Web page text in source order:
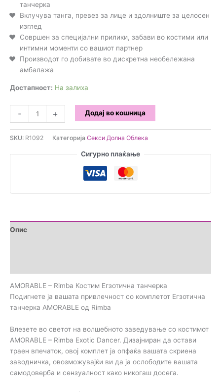
танчерка
Вклучува танга, превез за лице и здолниште за целосен
изглед
Совршен за специјални прилики, забави во костими или
интимни моменти со вашиот партнер
Производот го добивате во дискретна необележана
амбалажа
Достапност: На залиха
-
AMORABLE
-
Rimba
Костим
Егзотична
+ Додај во кошница
SKU: R1092 Категорија Секси Долна Облека
Сигурно плаќање
Опис
AMORABLE – Rimba Костим Егзотична танчерка
Подигнете ја вашата привлечност со комплетот Егзотична
танчерка AMORABLE од Rimba
Влезете во светот на волшебното заведување со костимот
AMORABLE – Rimba Exotic Dancer. Дизајниран да остави
траен впечаток, овој комплет ја опфаќа вашата скриена
заводничка, овозможувајќи ви да ја ослободите вашата
самодоверба и сензуалност како никогаш досега.